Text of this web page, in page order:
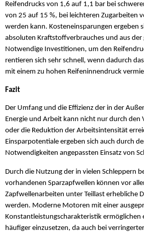
Reifendrucks von 1,6 auf 1,1 bar bei
von 25 auf 15 %, bei leichteren Zugarbeiten
werden kann. Kosteneinsparungen ergeben
absoluten Kraftstoffverbrauches und aus der
Notwendige Investitionen, um den
rentieren sich sehr schnell, wenn dadurch
mit einem zu hohen Reifeninnendruck
Fazit
Der Umfang und die Effizienz der in der
Energie und Arbeit kann nicht nur durch den
oder die Reduktion der Arbeitsintensität
Einsparpotentiale ergeben sich auch durch
Notwendigkeiten angepassten Einsatz von
Durch die Nutzung der in vielen Schleppern
vorhandenen Sparzapfwellen können vor
Zapfwellenarbeiten unter Teillast erhebliche
werden. Moderne Motoren mit einer
Konstantleistungscharakteristik ermöglichen
häufiger einzusetzen, da auch bei